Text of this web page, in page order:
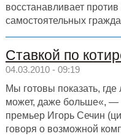
восстанавливает
самостоятельных
Ставкой по
04.03.2010 - 09:19
Мы готовы показать,
может, даже больше«, —
премьер Игорь Сечин
говоря о возможной